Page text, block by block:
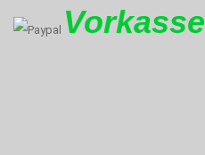
Vorkasse